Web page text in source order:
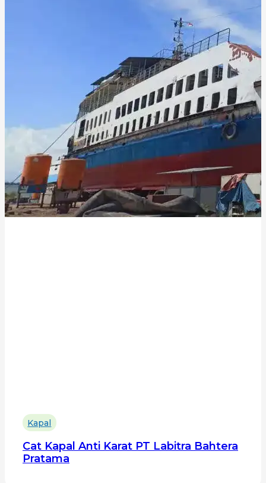
Kapal
Cat Kapal Anti Karat PT Labitra Bahtera
Pratama